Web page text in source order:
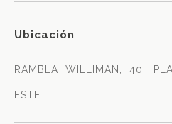
Ubicación
RAMBLA WILLIMAN, 40,
ESTE